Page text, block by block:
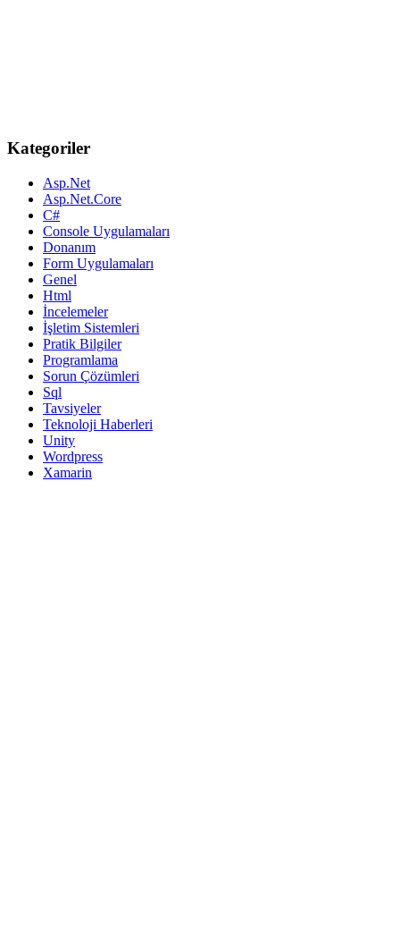
Kategoriler
Asp.Net
Asp.Net.Core
C#
Console Uygulamaları
Donanım
Form Uygulamaları
Genel
Html
İncelemeler
İşletim Sistemleri
Pratik Bilgiler
Programlama
Sorun Çözümleri
Sql
Tavsiyeler
Teknoloji Haberleri
Unity
Wordpress
Xamarin